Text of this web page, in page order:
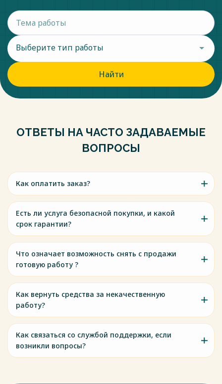
Выберите тип работы
Найти
ОТВЕТЫ НА ЧАСТО ЗАДАВАЕМЫЕ
ВОПРОСЫ
Как оплатить заказ?
Есть ли услуга безопасной покупки, и какой
срок гарантии?
Что означает возможность снять с продажи
готовую работу ?
Как вернуть средства за некачественную
работу?
Как связаться со службой поддержки, если
возникли вопросы?